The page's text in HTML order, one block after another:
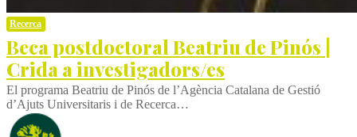
Recerca
Beca postdoctoral Beatriu de Pinós |
Crida a investigadors/es
El programa Beatriu de Pinós de l’Agència Catalana de Gestió
d’Ajuts Universitaris i de Recerca…